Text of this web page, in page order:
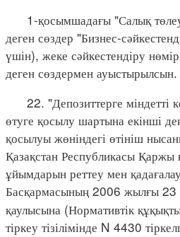
1-қосымшадағы "Салық
деген сөздер "Бизнес-
үшін), жеке сәйкестендіру
деген сөздермен ауыстырылсын.
22. "Депозиттерге міндетті
өтуге қосылу шартына екінші
қосылуы жөніндегі өтініш
Қазақстан Республикасы
ұйымдарын реттеу мен қадағалау
Басқармасының 2006 жылғы 23
қаулысына (Нормативтік
тіркеу тізілімінде N 4430